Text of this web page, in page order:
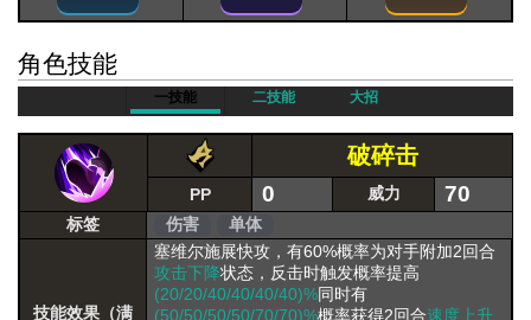
角色技能
一技能 二技能 大招
破碎击
PP 0 威力 70
标签 伤害 单体
技能效果（满
塞维尔施展快攻，有60%概率为对手附加2回合
攻击下降状态，反击时触发概率提高
(20/20/40/40/40/40)%同时有
(50/50/50/50/70/70)%概率获得2回合速度上升